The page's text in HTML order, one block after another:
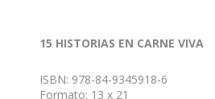
15 HISTORIAS EN CARNE VIVA
ISBN: 978-84-9345918-6
Formato: 13 x 21